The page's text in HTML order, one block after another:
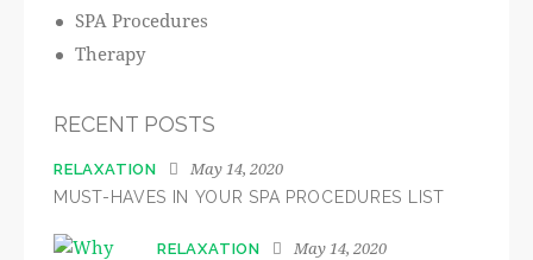
SPA Procedures
Therapy
RECENT POSTS
RELAXATION May 14, 2020
MUST-HAVES IN YOUR SPA PROCEDURES LIST
RELAXATION May 14, 2020